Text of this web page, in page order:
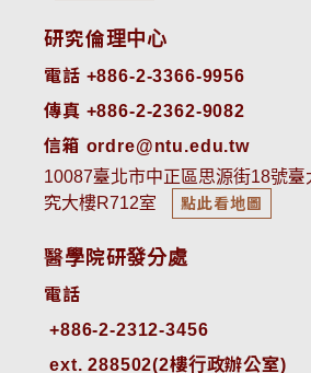
研究倫理中心
電話 +886-2-3366-9956
傳真 +886-2-2362-9082
信箱 ordre@ntu.edu.tw
10087臺北市中正區思源街18號
究大樓R712室
點此看地圖
醫學院研發分處
電話
ext. 288502(2樓行政辦公室)